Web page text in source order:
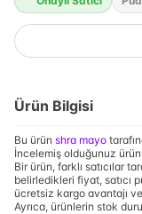
Ürün Bilgisi
Bu ürün shra mayo
İncelemiş olduğunuz
Bir ürün, farklı satıcılar
belirledikleri fiyat, satıcı
ücretsiz kargo avantajı
Ayrıca, ürünlerin stok